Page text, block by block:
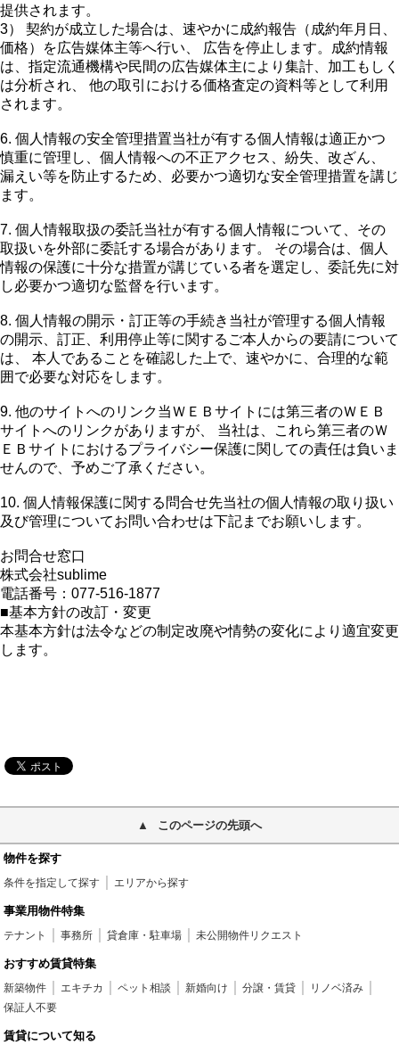
提供されます。
3） 契約が成立した場合は、速やかに成約報告（成約年月日、
価格）を広告媒体主等へ行い、 広告を停止します。成約情報
は、指定流通機構や民間の広告媒体主により集計、加工もしく
は分析され、 他の取引における価格査定の資料等として利用
されます。
6. 個人情報の安全管理措置当社が有する個人情報は適正かつ
慎重に管理し、個人情報への不正アクセス、紛失、改ざん、
漏えい等を防止するため、必要かつ適切な安全管理措置を講じ
ます。
7. 個人情報取扱の委託当社が有する個人情報について、その
取扱いを外部に委託する場合があります。 その場合は、個人
情報の保護に十分な措置が講じている者を選定し、委託先に対
し必要かつ適切な監督を行います。
8. 個人情報の開示・訂正等の手続き当社が管理する個人情報
の開示、訂正、利用停止等に関するご本人からの要請について
は、 本人であることを確認した上で、速やかに、合理的な範
囲で必要な対応をします。
9. 他のサイトへのリンク当ＷＥＢサイトには第三者のＷＥＢ
サイトへのリンクがありますが、 当社は、これら第三者のＷ
ＥＢサイトにおけるプライバシー保護に関しての責任は負いま
せんので、予めご了承ください。
10. 個人情報保護に関する問合せ先当社の個人情報の取り扱い
及び管理についてお問い合わせは下記までお願いします。
お問合せ窓口
株式会社sublime
電話番号：077-516-1877
■基本方針の改訂・変更
本基本方針は法令などの制定改廃や情勢の変化により適宜変更
します。
このページの先頭へ
物件を探す
条件を指定して探す エリアから探す
事業用物件特集
テナント 事務所 貸倉庫・駐車場 未公開物件リクエスト
おすすめ賃貸特集
新築物件 エキチカ ペット相談 新婚向け 分譲・賃貸
リノベ済み
保証人不要
賃貸について知る